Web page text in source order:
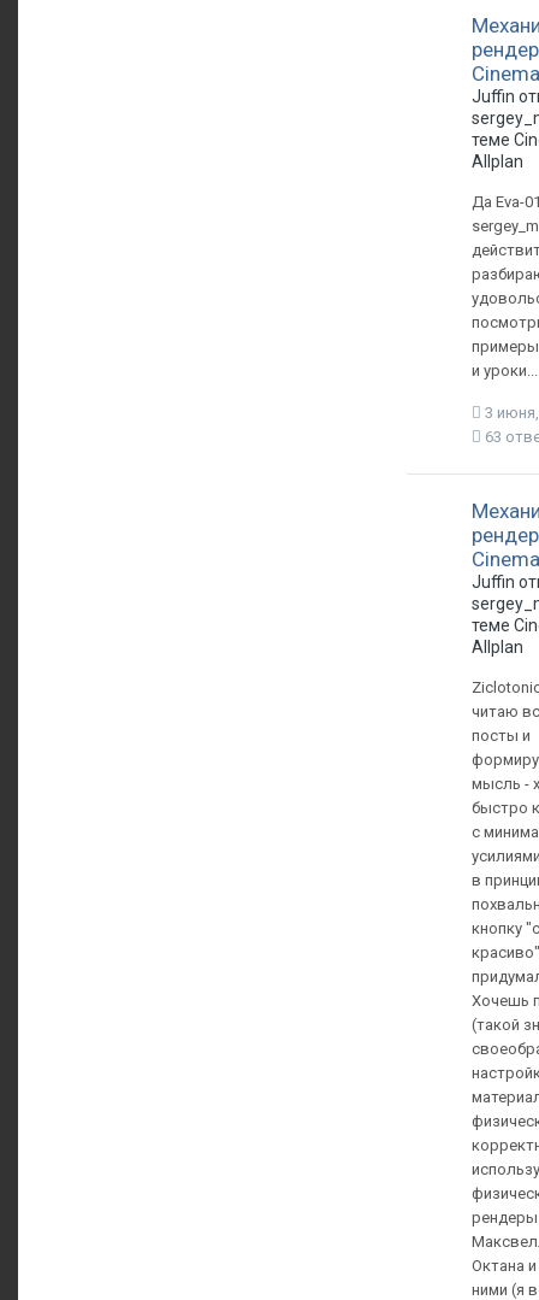
Juffin
теме
Allplan
Да Eva-
и уроки...
3
63
Juffin
теме
Allplan
читаю
посты и
мысль -
быстро
с
в
кнопку
Хочешь
(такой
рендеры
Октана
ними (я